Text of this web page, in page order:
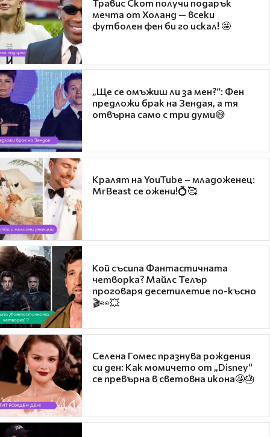
Травис Скот получи подарък
мечта от Холанд — всеки
футболен фен би го искал! 🤩
„Ще се омъжиш ли за мен?“: Фен
предложи брак на Зендая, а тя
отвърна само с три думи😅
Кралят на YouTube – младоженец:
MrBeast се ожени!💍🥰
Кой съсипа Фантастичната
четворка? Майлс Телър
проговаря десетилетие по-късно
🎬👀💥
Селена Гомес празнува рождения
си ден: Как момичето от „Disney“
се превърна в световна икона🤩🎂